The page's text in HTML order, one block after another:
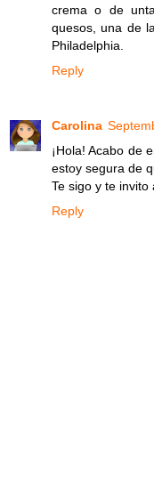
crema o de
quesos, una de
Philadelphia.
Reply
Carolina
¡Hola! Acabo de
estoy segura de
Te sigo y te invito
Reply